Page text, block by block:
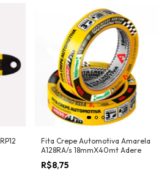
Fita Crepe Automotiva Amarela
A128RA/s 18mmX40mt Adere
R$8,75